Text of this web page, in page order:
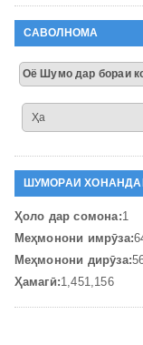
САВОЛНОМА
Оё Шумо дар бораи
Ҳа
ШУМОРАИ
Ҳоло дар сомона:1
Меҳмонони имрӯза:
Меҳмонони дирӯза:
Ҳамагӣ:1,451,156